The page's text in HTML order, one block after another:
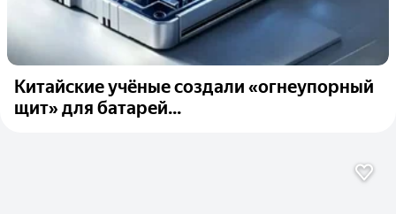
Китайские учёные создали «огнеупорный
щит» для батарей...